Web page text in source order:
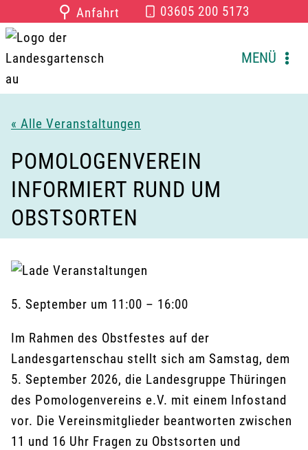
Inhalt
springen
⚲ Anfahrt 03605 200 5173
MENÜ
« Alle Veranstaltungen
POMOLOGENVEREIN
INFORMIERT RUND UM
OBSTSORTEN
5. September um 11:00 – 16:00
Im Rahmen des Obstfestes auf der
Landesgartenschau stellt sich am Samstag, dem
5. September 2026, die Landesgruppe Thüringen
des Pomologenvereins e.V. mit einem Infostand
vor. Die Vereinsmitglieder beantworten zwischen
11 und 16 Uhr Fragen zu Obstsorten und